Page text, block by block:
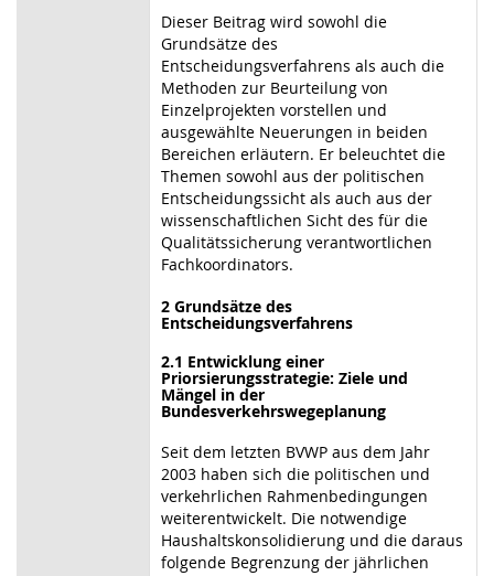
Dieser Beitrag wird sowohl die
Grundsätze des
Entscheidungsverfahrens als auch die
Methoden zur Beurteilung von
Einzelprojekten vorstellen und
ausgewählte Neuerungen in beiden
Bereichen erläutern. Er beleuchtet die
Themen sowohl aus der politischen
Entscheidungssicht als auch aus der
wissenschaftlichen Sicht des für die
Qualitätssicherung verantwortlichen
Fachkoordinators.
2 Grundsätze des
Entscheidungsverfahrens
2.1 Entwicklung einer
Priorsierungsstrategie: Ziele und
Mängel in der
Bundesverkehrswegeplanung
Seit dem letzten BVWP aus dem Jahr
2003 haben sich die politischen und
verkehrlichen Rahmenbedingungen
weiterentwickelt. Die notwendige
Haushaltskonsolidierung und die daraus
folgende Begrenzung der jährlichen